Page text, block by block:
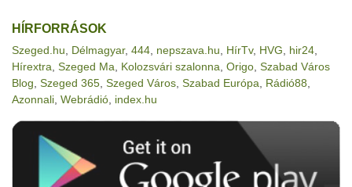
HÍRFORRÁSOK
Szeged.hu Délmagyar, 444 nepszava.hu HírTv, HVG hir24
Hírextra Szeged Ma Kolozsvári szalonna Origo Szabad Város
Blog Szeged 365 Szeged Város Szabad Európa Rádió88
Azonnali Webrádió index.hu